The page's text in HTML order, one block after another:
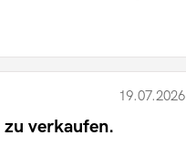
19.07.2026
zu verkaufen.